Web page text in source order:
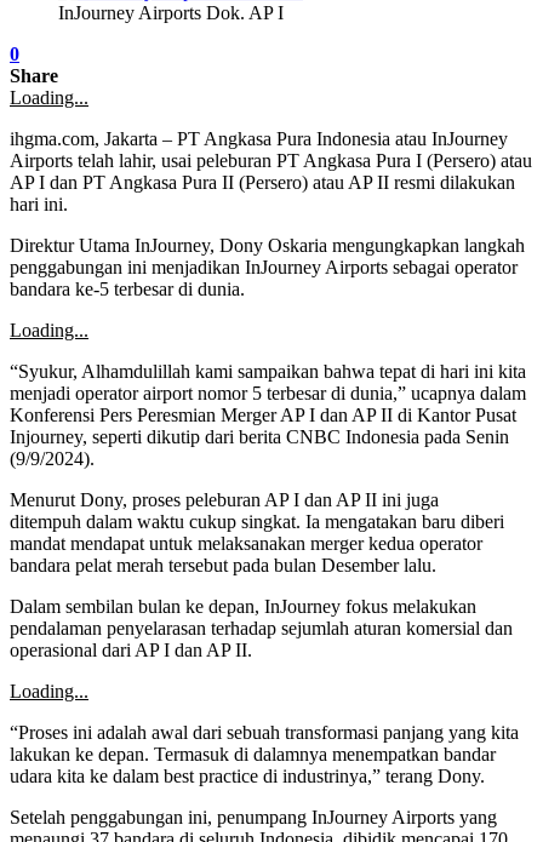
InJourney Airports Dok. AP I
0
Share
Loading...
ihgma.com, Jakarta – PT Angkasa Pura Indonesia atau InJourney
Airports telah lahir, usai peleburan PT Angkasa Pura I (Persero) atau
AP I dan PT Angkasa Pura II (Persero) atau AP II resmi dilakukan
hari ini.
Direktur Utama InJourney, Dony Oskaria mengungkapkan langkah
penggabungan ini menjadikan InJourney Airports sebagai operator
bandara ke-5 terbesar di dunia.
Loading...
“Syukur, Alhamdulillah kami sampaikan bahwa tepat di hari ini kita
menjadi operator airport nomor 5 terbesar di dunia,” ucapnya dalam
Konferensi Pers Peresmian Merger AP I dan AP II di Kantor Pusat
Injourney, seperti dikutip dari berita CNBC Indonesia pada Senin
(9/9/2024).
Menurut Dony, proses peleburan AP I dan AP II ini juga
ditempuh dalam waktu cukup singkat. Ia mengatakan baru diberi
mandat mendapat untuk melaksanakan merger kedua operator
bandara pelat merah tersebut pada bulan Desember lalu.
Dalam sembilan bulan ke depan, InJourney fokus melakukan
pendalaman penyelarasan terhadap sejumlah aturan komersial dan
operasional dari AP I dan AP II.
Loading...
“Proses ini adalah awal dari sebuah transformasi panjang yang kita
lakukan ke depan. Termasuk di dalamnya menempatkan bandar
udara kita ke dalam best practice di industrinya,” terang Dony.
Setelah penggabungan ini, penumpang InJourney Airports yang